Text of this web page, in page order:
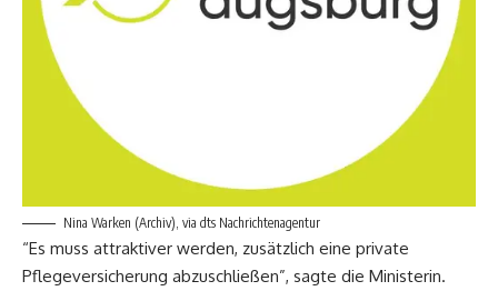
Nina Warken (Archiv), via dts Nachrichtenagentur
“Es muss attraktiver werden, zusätzlich eine private
Pflegeversicherung abzuschließen”, sagte die Ministerin.